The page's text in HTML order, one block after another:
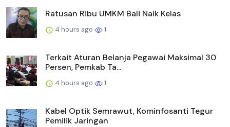
Ratusan Ribu UMKM Bali Naik Kelas
4 hours ago 1
Terkait Aturan Belanja Pegawai Maksimal 30
Persen, Pemkab Ta...
4 hours ago 1
Kabel Optik Semrawut, Kominfosanti Tegur
Pemilik Jaringan